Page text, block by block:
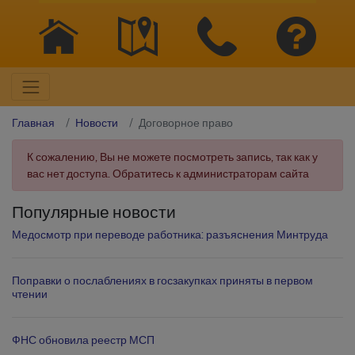
Главная Новости Договорное право
К сожалению, Вы не можете посмотреть запись, так как у
вас нет доступа. Обратитесь к администраторам сайта
Популярные новости
Медосмотр при переводе работника: разъяснения Минтруда
Поправки о послаблениях в госзакупках приняты в первом
чтении
ФНС обновила реестр МСП